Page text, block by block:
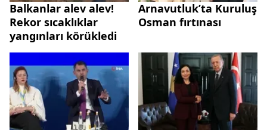
Balkanlar alev alev!
Rekor sıcaklıklar
yangınları körükledi
Arnavutluk’ta Kuruluş
Osman fırtınası